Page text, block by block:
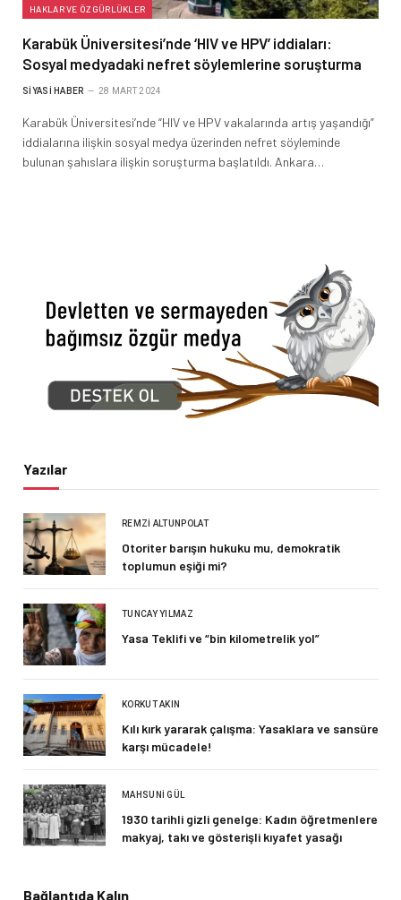
HAKLAR VE ÖZGÜRLÜKLER
Karabük Üniversitesi’nde ‘HIV ve HPV’ iddiaları:
Sosyal medyadaki nefret söylemlerine soruşturma
SIYASI HABER 28 MART 2024
Karabük Üniversitesi’nde “HIV ve HPV vakalarında artış yaşandığı”
iddialarına ilişkin sosyal medya üzerinden nefret söyleminde
bulunan şahıslara ilişkin soruşturma başlatıldı. Ankara…
Yazılar
REMZI ALTUNPOLAT
Otoriter barışın hukuku mu, demokratik
toplumun eşiği mi?
TUNCAY YILMAZ
Yasa Teklifi ve “bin kilometrelik yol”
KORKUT AKIN
Kılı kırk yararak çalışma: Yasaklara ve sansüre
karşı mücadele!
MAHSUNI GÜL
1930 tarihli gizli genelge: Kadın öğretmenlere
makyaj, takı ve gösterişli kıyafet yasağı
Bağlantıda Kalın